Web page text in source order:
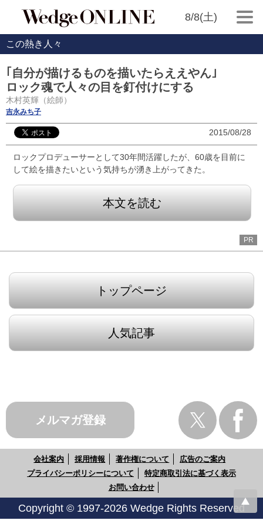
8/8(土)
この熱き人々
｢自分が描けるものを描いたらええやん｣
ロック魂で人々の目を釘付けにする
木村英輝（絵師）
吉永みち子
2015/08/28
ロックプロデューサーとして30年間活躍したが、60歳を目前に
して絵を描きたいという気持ちが湧き上がってきた。
本文を読む
PR
トップページ
人気記事
メルマガ登録
会社案内 採用情報 著作権について
広告のご案内
プライバシーポリシーについて
特定商取引法に基づく表示
お問い合わせ
Copyright © 1997-2026 Wedge Rights Reserved